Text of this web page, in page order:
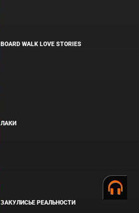
BOARD WALK LOVE STORIES
ЛАКИ
ЗАКУЛИСЬЕ РЕАЛЬНОСТИ